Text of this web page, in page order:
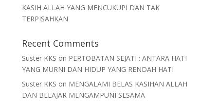
KASIH ALLAH YANG MENCUKUPI DAN TAK
TERPISAHKAN
Recent Comments
Suster KKS on PERTOBATAN SEJATI : ANTARA HATI
YANG MURNI DAN HIDUP YANG RENDAH HATI
Suster KKS on MENGALAMI BELAS KASIHAN ALLAH
DAN BELAJAR MENGAMPUNI SESAMA